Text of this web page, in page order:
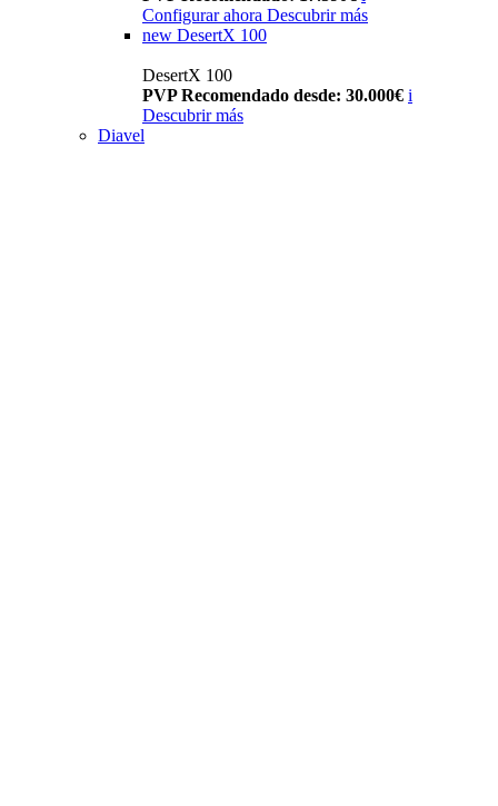
Configurar ahora Descubrir más
new DesertX 100
DesertX 100
PVP Recomendado desde: 30.000€ i
Descubrir más
Diavel